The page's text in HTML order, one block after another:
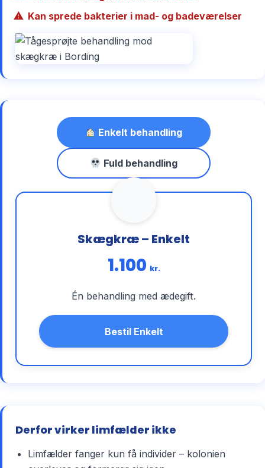
Kan sprede bakterier i mad- og badeværelser
Enkelt behandling
Fuld behandling
Skægkræ – Enkelt
1.100 kr.
Én behandling med ædegift.
Bestil Enkelt
Derfor virker limfælder ikke
Limfælder fanger kun få individer – kolonien